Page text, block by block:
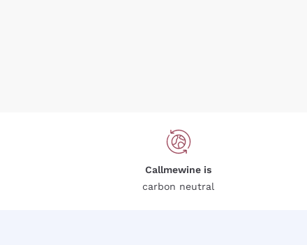
Callmewine is
carbon neutral